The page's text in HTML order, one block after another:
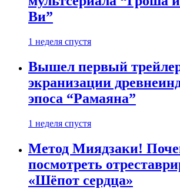
Ви”
1 неделя спустя
Вышел первый
экранизации
эпоса “Рамаяна”
1 неделя спустя
Метод Миядзаки!
посмотреть
«Шёпот сердца»